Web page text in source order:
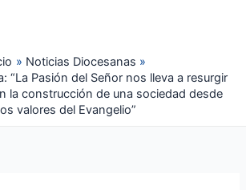
Noticias Diocesanas
“La Pasión del Señor nos lleva a resurgir
la construcción de una sociedad desde
valores del Evangelio”